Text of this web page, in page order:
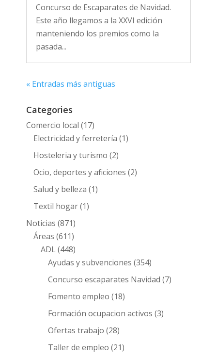
Concurso de Escaparates de Navidad.
Este año llegamos a la XXVI edición
manteniendo los premios como la
pasada...
« Entradas más antiguas
Categories
Comercio local (17)
Electricidad y ferretería (1)
Hosteleria y turismo (2)
Ocio, deportes y aficiones (2)
Salud y belleza (1)
Textil hogar(1)
Noticias (871)
Áreas (611)
ADL(448)
Ayudas y subvenciones (354)
Concurso escaparates Navidad (7)
Fomento empleo (18)
Formación ocupacion activos (3)
Ofertas trabajo (28)
Taller de empleo (21)